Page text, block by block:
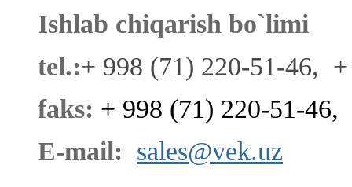
Ishlab chiqarish bo`limi
tel.:+ 998 (71) 220-51-46,
faks: + 998 (71) 220-51-
E-mail: sales@vek.uz